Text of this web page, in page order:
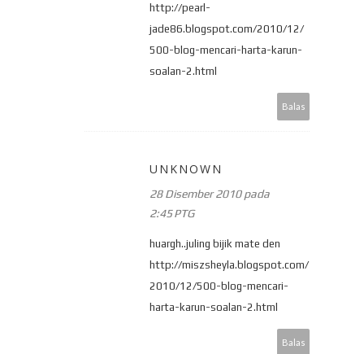
http://pearl-
jade86.blogspot.com/2010/12/
500-blog-mencari-harta-karun-
soalan-2.html
Balas
UNKNOWN
28 Disember 2010 pada
2:45 PTG
huargh..juling bijik mate den
http://miszsheyla.blogspot.com/
2010/12/500-blog-mencari-
harta-karun-soalan-2.html
Balas